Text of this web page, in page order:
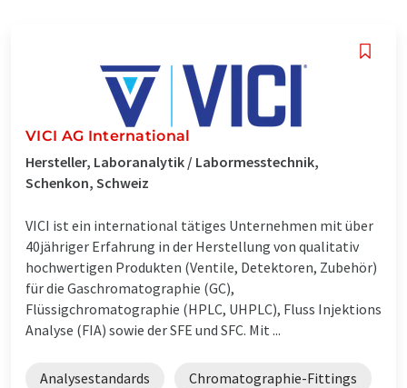
VICI AG International
Hersteller, Laboranalytik / Labormesstechnik,
Schenkon, Schweiz
VICI ist ein international tätiges Unternehmen mit über
40jähriger Erfahrung in der Herstellung von qualitativ
hochwertigen Produkten (Ventile, Detektoren, Zubehör)
für die Gaschromatographie (GC),
Flüssigchromatographie (HPLC, UHPLC), Fluss Injektions
Analyse (FIA) sowie der SFE und SFC. Mit ...
Analysestandards Chromatographie-Fittings